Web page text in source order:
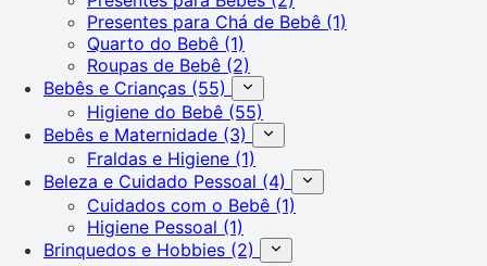
Presentes para Chá de Bebê (1)
Quarto do Bebê (1)
Roupas de Bebê (2)
Bebês e Crianças (55)
Higiene do Bebê (55)
Bebês e Maternidade (3)
Fraldas e Higiene (1)
Beleza e Cuidado Pessoal (4)
Cuidados com o Bebê (1)
Higiene Pessoal (1)
Brinquedos e Hobbies (2)